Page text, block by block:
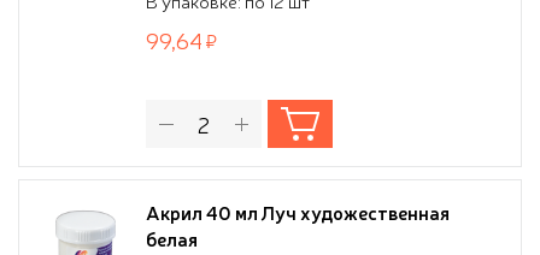
99,64
Акрил 40 мл Луч художественная
белая